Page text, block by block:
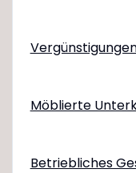
Möblierte
Betriebliches